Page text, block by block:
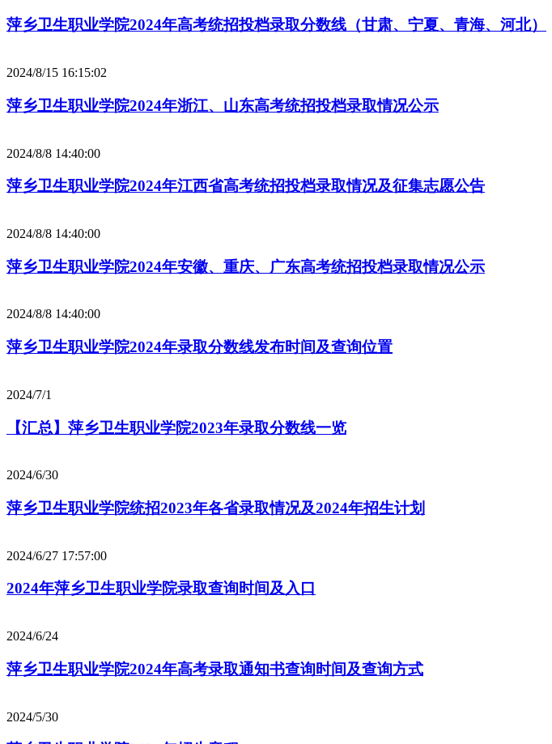
萍乡卫生职业学院2024年高考统招投档录取分数线（甘肃、宁夏、青海、河北）
2024/8/15 16:15:02
萍乡卫生职业学院2024年浙江、山东高考统招投档录取情况公示
2024/8/8 14:40:00
萍乡卫生职业学院2024年江西省高考统招投档录取情况及征集志愿公告
2024/8/8 14:40:00
萍乡卫生职业学院2024年安徽、重庆、广东高考统招投档录取情况公示
2024/8/8 14:40:00
萍乡卫生职业学院2024年录取分数线发布时间及查询位置
2024/7/1
【汇总】萍乡卫生职业学院2023年录取分数线一览
2024/6/30
萍乡卫生职业学院统招2023年各省录取情况及2024年招生计划
2024/6/27 17:57:00
2024年萍乡卫生职业学院录取查询时间及入口
2024/6/24
萍乡卫生职业学院2024年高考录取通知书查询时间及查询方式
2024/5/30